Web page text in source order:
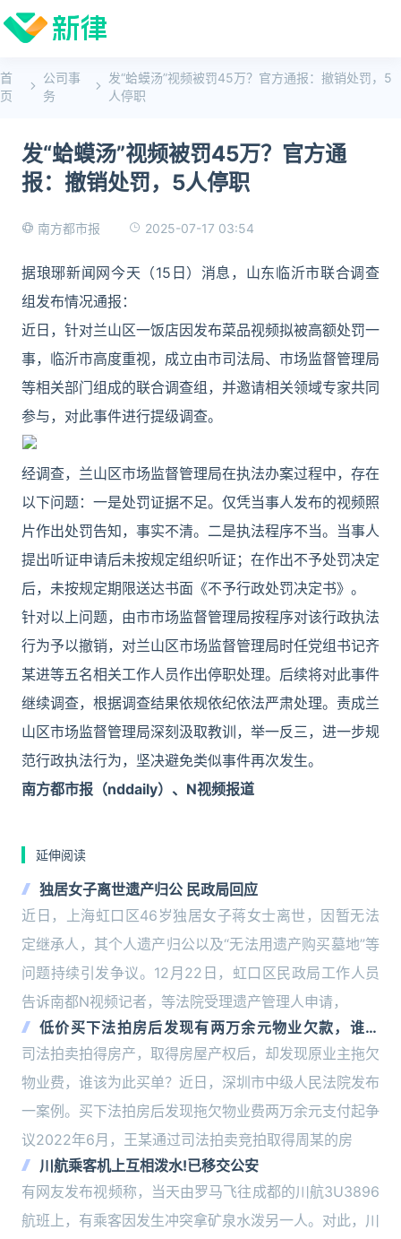
首
页
公司事
务
发“蛤蟆汤”视频被罚45万？官方通报：撤销处罚，5
人停职
发“蛤蟆汤”视频被罚45万？官方通
报：撤销处罚，5人停职
南方都市报 2025-07-17 03:54
据琅琊新闻网今天（15日）消息，山东临沂市联合调查
组发布情况通报：
近日，针对兰山区一饭店因发布菜品视频拟被高额处罚一
事，临沂市高度重视，成立由市司法局、市场监督管理局
等相关部门组成的联合调查组，并邀请相关领域专家共同
参与，对此事件进行提级调查。
经调查，兰山区市场监督管理局在执法办案过程中，存在
以下问题：一是处罚证据不足。仅凭当事人发布的视频照
片作出处罚告知，事实不清。二是执法程序不当。当事人
提出听证申请后未按规定组织听证；在作出不予处罚决定
后，未按规定期限送达书面《不予行政处罚决定书》。
针对以上问题，由市市场监督管理局按程序对该行政执法
行为予以撤销，对兰山区市场监督管理局时任党组书记齐
某进等五名相关工作人员作出停职处理。后续将对此事件
继续调查，根据调查结果依规依纪依法严肃处理。责成兰
山区市场监督管理局深刻汲取教训，举一反三，进一步规
范行政执法行为，坚决避免类似事件再次发生。
南方都市报（nddaily）、N视频报道
延伸阅读
独居女子离世遗产归公 民政局回应
近日，上海虹口区46岁独居女子蒋女士离世，因暂无法
定继承人，其个人遗产归公以及“无法用遗产购买墓地”等
问题持续引发争议。12月22日，虹口区民政局工作人员
告诉南都N视频记者，等法院受理遗产管理人申请，
低价买下法拍房后发现有两万余元物业欠款，谁来
付？法院判了
司法拍卖拍得房产，取得房屋产权后，却发现原业主拖欠
物业费，谁该为此买单？近日，深圳市中级人民法院发布
一案例。买下法拍房后发现拖欠物业费两万余元支付起争
议2022年6月，王某通过司法拍卖竞拍取得周某的房
川航乘客机上互相泼水!已移交公安
有网友发布视频称，当天由罗马飞往成都的川航3U3896
航班上，有乘客因发生冲突拿矿泉水泼另一人。对此，川